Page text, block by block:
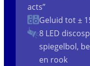
acts”
Geluid tot ±
8 LED
spiegelbol,
en rook